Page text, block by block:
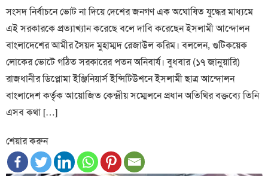
সংসদ নির্বাচনে ভোট না দিয়ে দেশের জনগণ এক অঘোষিত যুদ্ধের মাধ্যমে
এই সরকারকে প্রত্যাখ্যান করেছে বলে দাবি করেছেন ইসলামী আন্দোলন
বাংলাদেশের আমীর সৈয়দ মুহাম্মদ রেজাউল করিম। বললেন, গুটিকয়েক
লোকের ভোটে গঠিত সরকারের পতন অনিবার্য। বুধবার (১৭ জানুয়ারি)
রাজধানীর ডিপ্লোমা ইঞ্জিনিয়ার্স ইন্সিটিউশনে ইসলামী ছাত্র আন্দোলন
বাংলাদেশ কর্তৃক আয়োজিত কেন্দ্রীয় সম্মেলনে প্রধান অতিথির বক্তব্যে তিনি
এসব কথা […]
শেয়ার করুন